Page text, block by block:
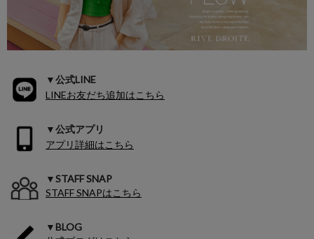
▼公式LINE
LINEお友だち追加はこちら
▼公式アプリ
アプリ詳細はこちら
▼STAFF SNAP
STAFF SNAPはこちら
▼BLOG